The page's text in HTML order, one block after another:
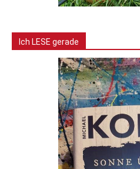
Ich LESE gerade